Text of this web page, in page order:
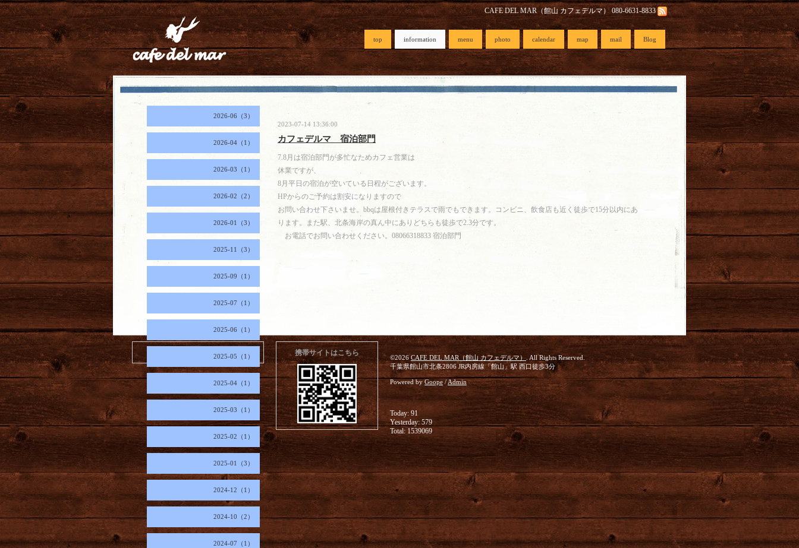
CAFE DEL MAR（館山 カフェデルマ） 080-6631-8833
top information menu photo calendar map mail Blog
2026-06（3）
2026-04（1）
2026-03（1）
2026-02（2）
2026-01（3）
2025-11（3）
2025-09（1）
2025-07（1）
2025-06（1）
2025-05（1）
2025-04（1）
2025-03（1）
2025-02（1）
2025-01（3）
2024-12（1）
2024-10（2）
2024-07（1）
2023-07-14 13:36:00
カフェデルマ 宿泊部門
7.8月は宿泊部門が多忙なためカフェ営業は
休業ですが、
8月平日の宿泊が空いている日程がございます。
HPからのご予約は割安になりますので
お問い合わせ下さいませ。bbqは屋根付きテラスで雨でもできます。コンビニ、飲食店も近く徒歩で15分以内にあ
ります。また駅、北条海岸の真ん中にありどちらも徒歩で2.3分です。
お電話でお問い合わせください。08066318833 宿泊部門
2026.08.07 Friday 携帯サイトはこちら
©2026CAFE DEL MAR（館山 カフェデルマ） . All Rights Reserved.
千葉県館山市北条2806 JR内房線「館山」駅 西口徒歩3分
Powered byGoope / Admin
Today: 91
Yesterday: 579
Total: 1539069